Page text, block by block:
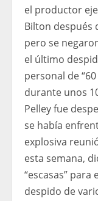
el productor
Bilton después
pero se
el último
personal de
durante unos
Pelley fue
se había
explosiva
esta semana,
“escasas”
despido de